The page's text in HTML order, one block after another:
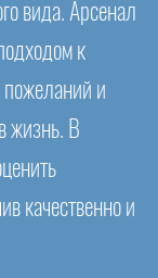
вида. Арсенал
к
и
жизнь. В
качественно и